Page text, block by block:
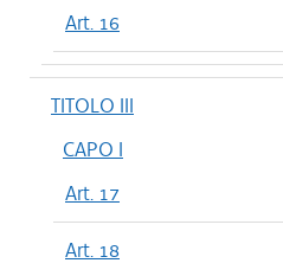
Art. 16
TITOLO III
CAPO I
Art. 17
Art. 18